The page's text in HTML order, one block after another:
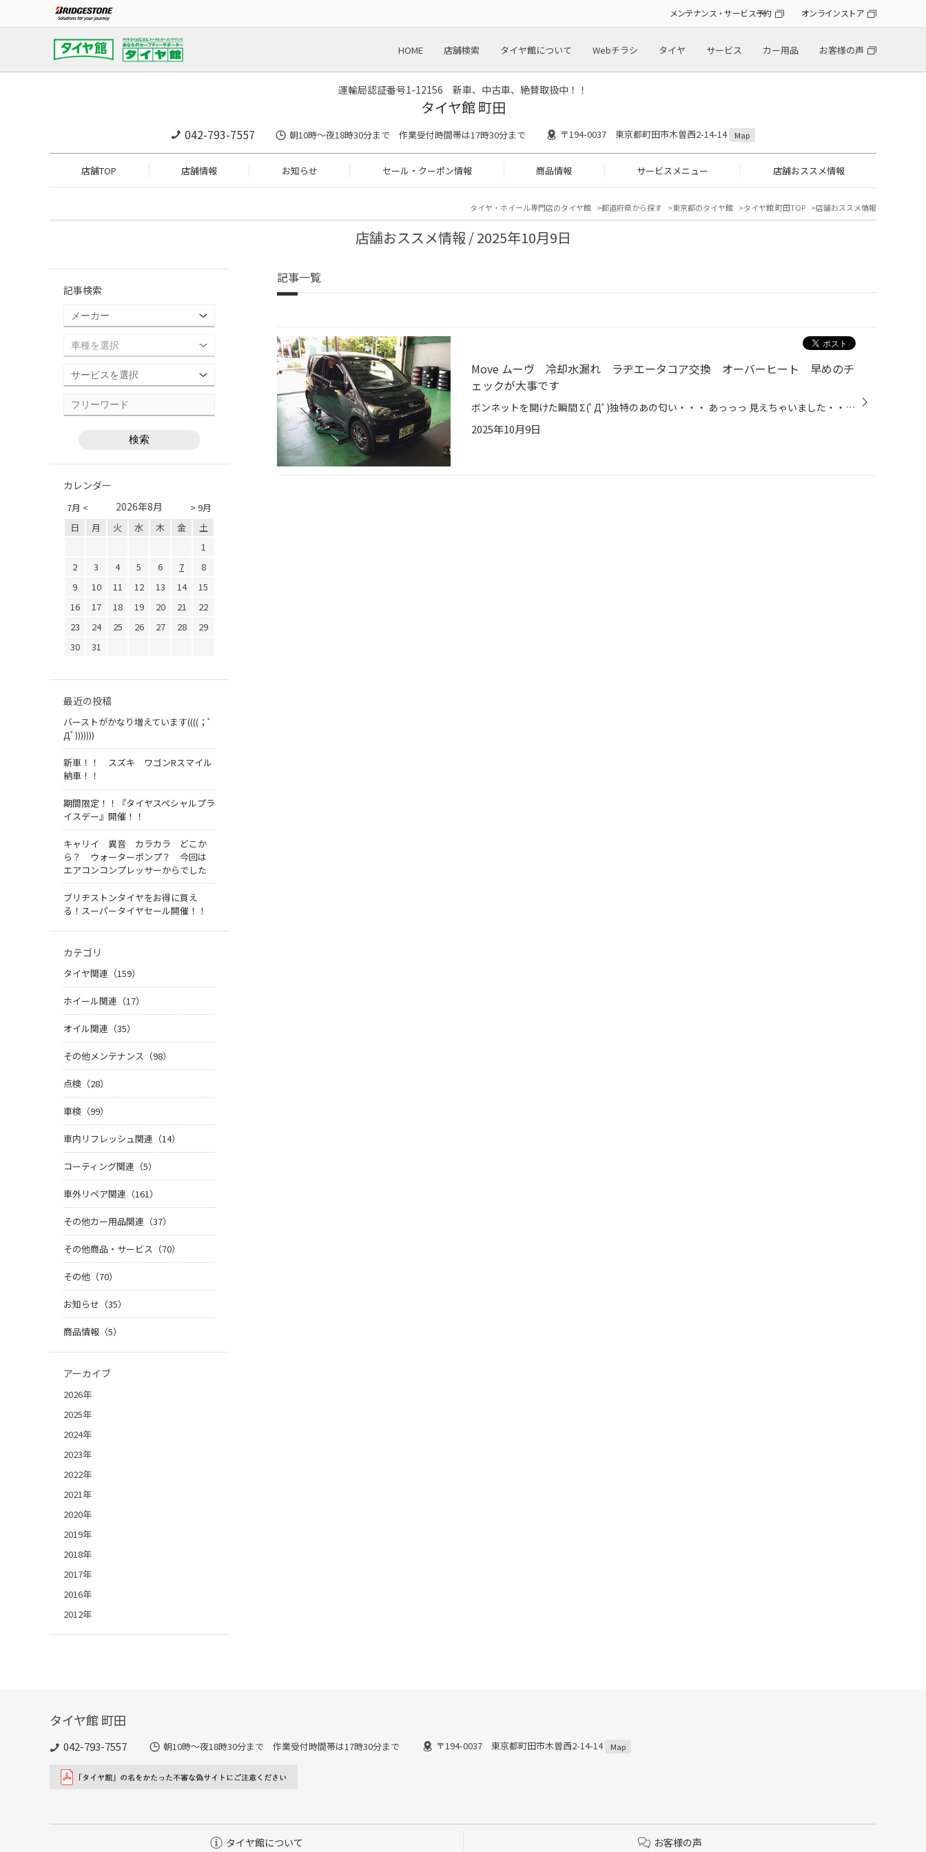
メンテナンス・サービス予約 オンラインストア
HOME 店舗検索 タイヤ館について Webチラシ タイヤ サービス カー用品 お客様の声
運輸局認証番号1-12156 新車、中古車、絶賛取扱中！！
タイヤ館 町田
042-793-7557 朝10時～夜18時30分まで 作業受付時間帯は17時30分まで 〒194-0037 東京都町田市木曽西2-14-14 Map
店舗TOP 店舗情報 お知らせ セール・クーポン情報 商品情報 サービスメニュー 店舗おススメ情報
タイヤ・ホイール専門店のタイヤ館 都道府県から探す 東京都のタイヤ館 タイヤ館 町田TOP 店舗おススメ情報
店舗おススメ情報 / 2025年10月9日
記事一覧
Move ムーヴ 冷却水漏れ ラヂエータコア交換 オーバーヒート 早めのチ
ェックが大事です
ボンネットを開けた瞬間 Σ(ﾟДﾟ)独特のあの匂い・・・ あっっっ 見えちゃいました・・・ ムーヴさん冷却水もれ ラヂエータコア ホース サーモスタット 交換 ラヂエータ ラヂエータ― ラジエーター ラジエータ・・・・・・ どれも正解でしょう！ まぁお好きな呼び方で笑 冷却水が漏れるとオーバーヒー...
2025年10月9日
記事検索
カレンダー
7月 < > 9月
2026年8月
日 月 火 水 木 金
土
1
2
3 4 5 6 7
8
9
10 11 12 13 14
15
16
17 18 19 20 21
22
23
24 25 26 27 28
29
30
31
最近の投稿
バーストがかなり増えています((((；ﾟ
Дﾟ)))))))
新車！！ スズキ ワゴンRスマイル
納車！！
期間限定！！『タイヤスペシャルプラ
イスデー』開催！！
キャリイ 異音 カラカラ どこか
ら？ ウォーターポンプ？ 今回は
エアコンコンプレッサーからでした
ブリヂストンタイヤをお得に買え
る！スーパータイヤセール開催！！
カテゴリ
タイヤ関連（159）
ホイール関連（17）
オイル関連（35）
その他メンテナンス（98）
点検（28）
車検（99）
車内リフレッシュ関連（14）
コーティング関連（5）
車外リペア関連（161）
その他カー用品関連（37）
その他商品・サービス（70）
その他（70）
お知らせ（35）
商品情報（5）
アーカイブ
2026年
2025年
2024年
2023年
2022年
2021年
2020年
2019年
2018年
2017年
2016年
2012年
タイヤ館 町田
042-793-7557 朝10時～夜18時30分まで 作業受付時間帯は17時30分まで 〒194-0037 東京都町田市木曽西2-14-14 Map
タイヤ館について お客様の声